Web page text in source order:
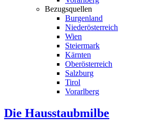
Bezugsquellen
Burgenland
Niederösterreich
Wien
Steiermark
Kärnten
Oberösterreich
Salzburg
Tirol
Vorarlberg
Die Hausstaubmilbe